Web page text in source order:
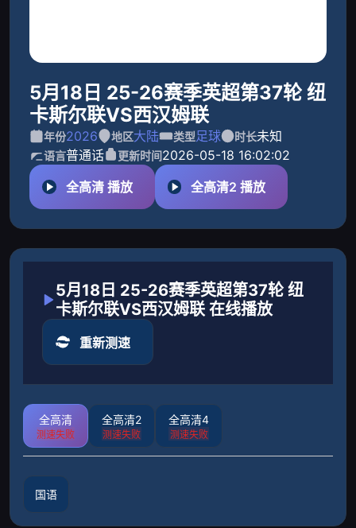
5月18日 25-26赛季英超第37轮 纽
卡斯尔联VS西汉姆联
年份2026 地区大陆 类型足球 时长未知
语言普通话 更新时间2026-05-18 16:02:02
全高清 播放
全高清2 播放
5月18日 25-26赛季英超第37轮 纽
卡斯尔联VS西汉姆联 在线播放
重新测速
全高清
测速失败
全高清2
测速失败
全高清4
测速失败
国语